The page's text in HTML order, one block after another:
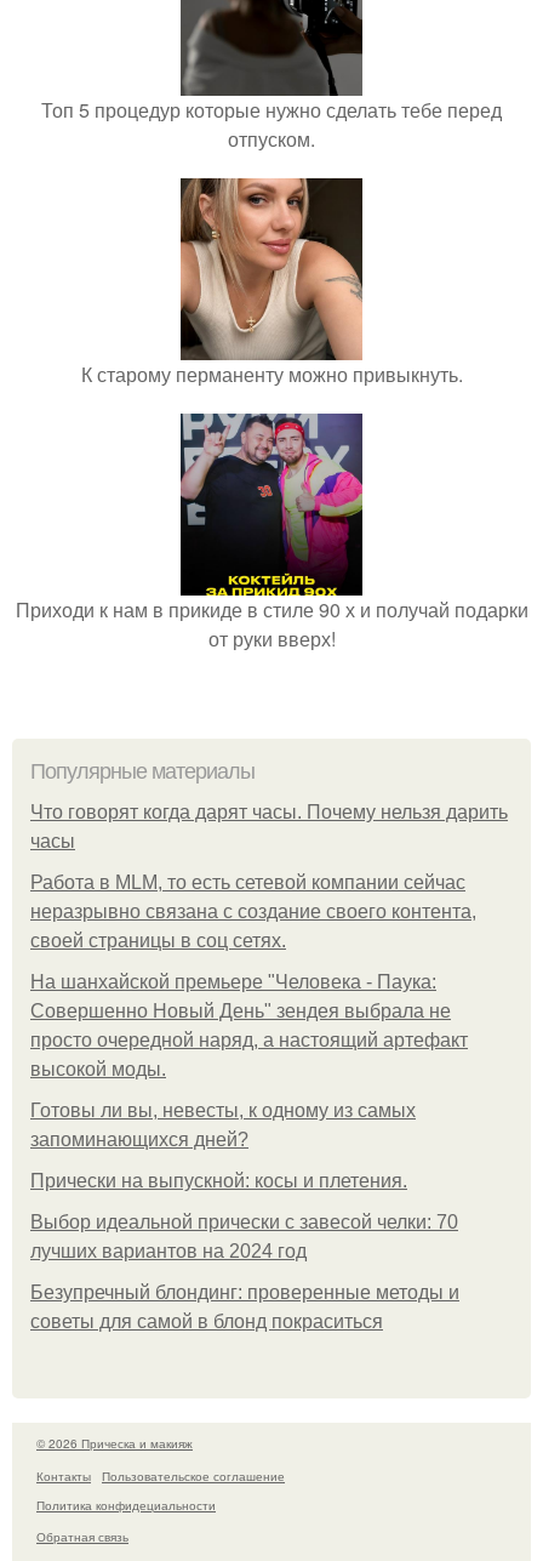
Топ 5 процедур которые нужно сделать тебе перед
отпуском.
К старому перманенту можно привыкнуть.
Приходи к нам в прикиде в стиле 90 х и получай подарки
от руки вверх!
Популярные материалы
Что говорят когда дарят часы. Почему нельзя дарить
часы
Работа в MLM, то есть сетевой компании сейчас
неразрывно связана с создание своего контента,
своей страницы в соц сетях.
На шанхайской премьере "Человека - Паука:
Совершенно Новый День" зендея выбрала не
просто очередной наряд, а настоящий артефакт
высокой моды.
Готовы ли вы, невесты, к одному из самых
запоминающихся дней?
Прически на выпускной: косы и плетения.
Выбор идеальной прически с завесой челки: 70
лучших вариантов на 2024 год
Безупречный блондинг: проверенные методы и
советы для самой в блонд покраситься
© 2026 Прическа и макияж
Контакты
Пользовательское соглашение
Политика конфидециальности
Обратная связь